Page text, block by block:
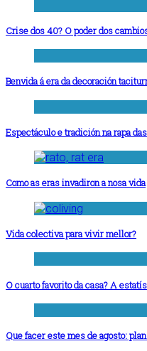
Crise dos 40? O poder dos
Benvida á era da decoración
Espectáculo e tradición na rapa
Como as eras invadiron a nosa vida
Vida colectiva para vivir mellor?
O cuarto favorito da casa? A
Que facer este mes de agosto: